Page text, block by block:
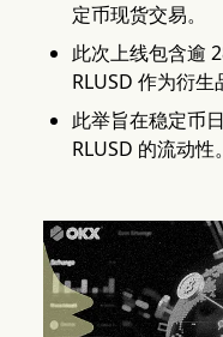
定币现货交易。
此次上线包含逾
RLUSD 作为衍生
此举旨在稳定币
RLUSD 的流动性。